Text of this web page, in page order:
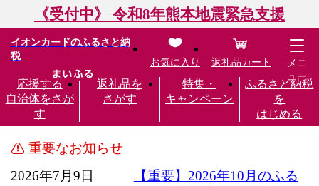
《受付中》 令和8年熊本地震緊急支援
イオンカードのふるさと納
税
応援する
自治体をさが
す
返礼品を
さがす
特集・
キャンペーン
ふるさと納税
を
はじめる
お気に入り 返礼品カート
メニ
ュー
重要なお知らせ
2026年7月9日
【重要】2026年10月のふる